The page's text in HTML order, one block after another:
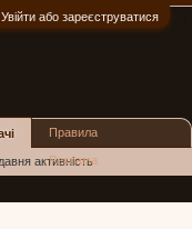
Увійти або зареєструватися
активність
Правила
Реклама